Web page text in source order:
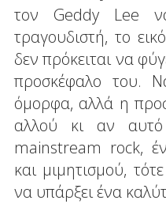
τον Geddy Lee
τραγουδιστή, το
δεν πρόκειται να
προσκέφαλο του.
όμορφα, αλλά η
αλλού κι αν
mainstream rock,
και μιμητισμού,
να υπάρξει ένα